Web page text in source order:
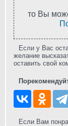
то Вы
Если у Вас
желание
оставить свой
Если Вам